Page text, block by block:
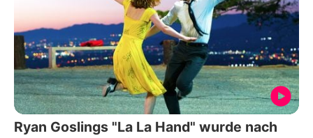
Ryan Goslings "La La Hand" wurde nach